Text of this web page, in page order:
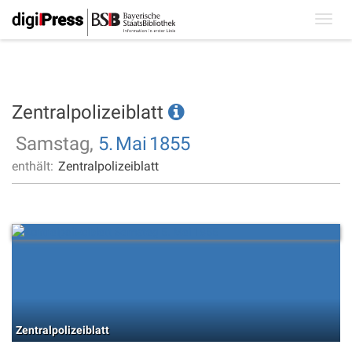
Zentralpolizeiblatt
Samstag, 5. Mai 1855
enthält: Zentralpolizeiblatt
Zentralpolizeiblatt